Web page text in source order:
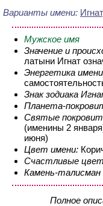
Варианты имени: Игнат
Мужское имя
Значение и
латыни Игнат
Энергетика
Знак зодиака
Планета-
Святые
(именины 2
июня)
Цвет имени:
Счастливые
Камень-
Полное